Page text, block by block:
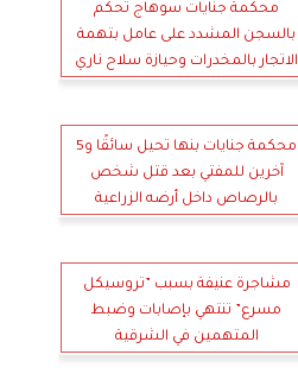
محكمة جنايات سوهاج تحكم
بالسجن المشدد على عامل بتهمة
الاتجار بالمخدرات وحيازة سلاح ناري
محكمة جنايات بنها تحيل سائقًا و5
آخرين للمفتي بعد قتل شخص
بالرصاص داخل أرضه الزراعية
مشاجرة عنيفة بسبب ”تروسيكل
مسرع” تنتهي بإصابات وضبط
المتهمين في الشرقية